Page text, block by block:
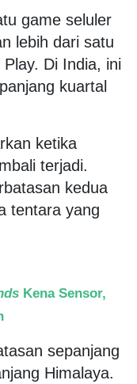
game seluler
lebih dari satu
Di India, ini
kuartal
ketika
terjadi.
kedua
tentara yang
Kena Sensor,
sepanjang
Himalaya.